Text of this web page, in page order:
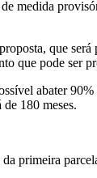
medida
que será
que pode ser
abater
180 meses.
primeira